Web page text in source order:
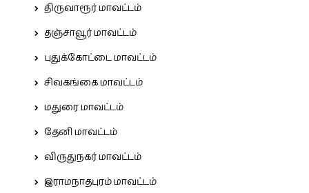
திருவாரூர் மாவட்டம்
தஞ்சாவூர் மாவட்டம்
புதுக்கோட்டை மாவட்டம்
சிவகங்கை மாவட்டம்
மதுரை மாவட்டம்
தேனி மாவட்டம்
விருதுநகர் மாவட்டம்
இராமநாதபுரம் மாவட்டம்